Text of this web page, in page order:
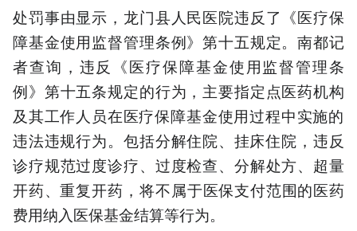
处罚事由显示，龙门县人民医院违反了《医疗保
障基金使用监督管理条例》第十五规定。南都记
者查询，违反《医疗保障基金使用监督管理条
例》第十五条规定的行为，主要指定点医药机构
及其工作人员在医疗保障基金使用过程中实施的‌
违法违规行为‌。包括分解住院、挂床住院‌，违反
诊疗规范过度诊疗、过度检查、分解处方、超量
开药、重复开药‌，将不属于医保支付范围的医药
费用纳入医保基金结算等行为。